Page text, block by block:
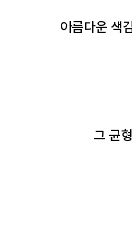
아름다운 색
그 균